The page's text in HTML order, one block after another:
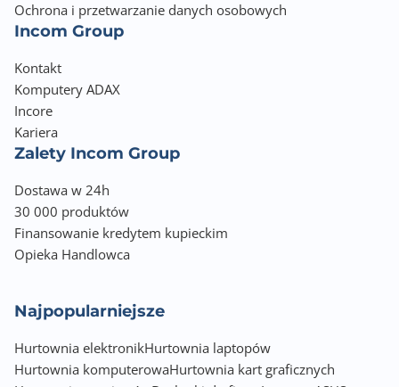
Ochrona i przetwarzanie danych osobowych
Incom Group
Kontakt
Komputery ADAX
Incore
Kariera
Zalety Incom Group
Dostawa w 24h
30 000 produktów
Finansowanie kredytem kupieckim
Opieka Handlowca
Najpopularniejsze
Hurtownia elektronikHurtownia laptopów
Hurtownia komputerowaHurtownia kart graficznych